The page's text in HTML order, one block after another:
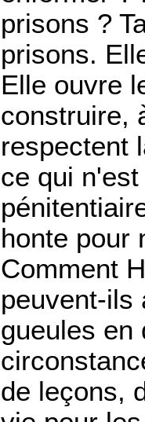
prisons ?
prisons.
Elle ouvre
construire,
respectent
ce qui
honte pour
Comment
peuvent-ils
gueules en
de leçons,